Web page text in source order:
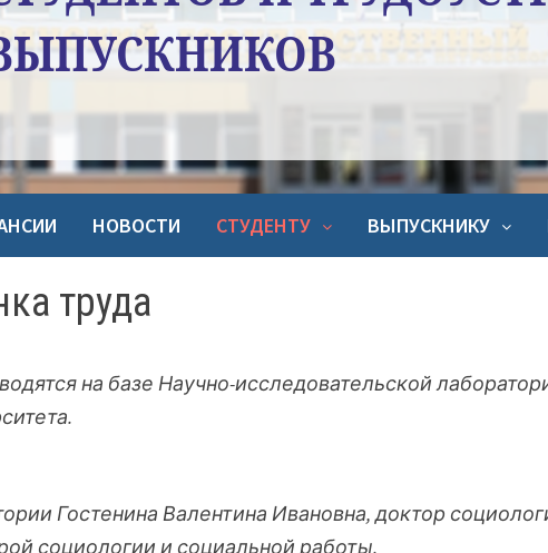
НОВОСТИ СТУДЕНТУ ВЫПУСКНИКУ
труда
на базе Научно-исследовательской
Гостенина Валентина Ивановна, доктор
социологии и социальной работы.